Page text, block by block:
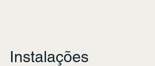
Instalações